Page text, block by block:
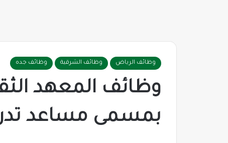
وظائف الرياض وظائف الشرقية وظائف جده
بمسمى مساعد